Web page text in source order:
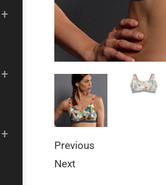
Previous
Next